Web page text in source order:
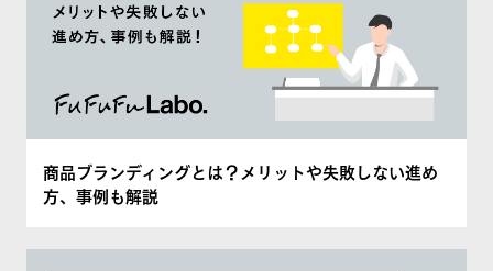
商品ブランディングとは？メリットや失敗しない進め
方、事例も解説